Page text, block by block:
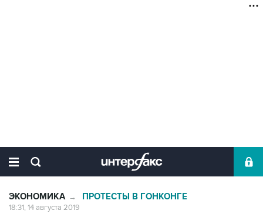
ЭКОНОМИКА → ПРОТЕСТЫ В ГОНКОНГЕ
18:31, 14 августа 2019